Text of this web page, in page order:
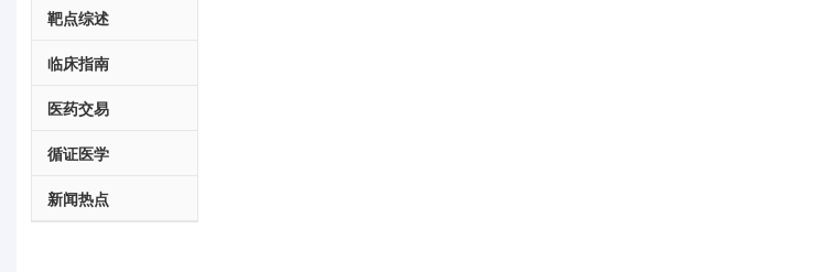
靶点综述
临床指南
医药交易
循证医学
新闻热点